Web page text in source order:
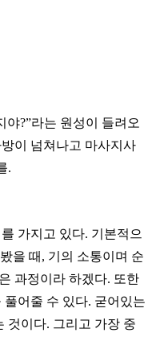
야?”라는 원성이
들려오
이 넘쳐나고 마사지사
.
가지고 있다. 기본적으
봤을 때 , 기의 소통이며 순
과정이라 하겠다. 또한
풀어줄 수 있다. 굳어있는
것이다. 그리고 가장 중